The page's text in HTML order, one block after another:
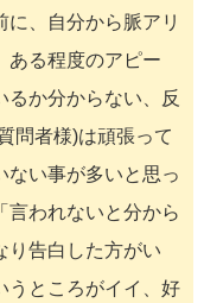
、自分から脈アリ
ある程度のアピー
るか分からない、反
問者様)は頑張って
ない事が多いと思っ
言われないと分から
り告白した方がい
うところがイイ、好